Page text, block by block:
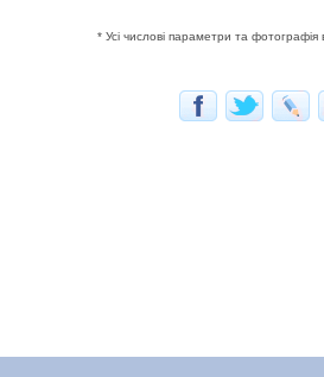
* Усі числові параметри та фотографія